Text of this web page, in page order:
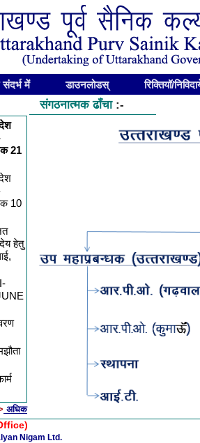
संदर्भ में डाउनलोडस् रिक्तियॉ/
21
10
देय हेतु
अधिक
संगठनात्मक ढॉंचा:-
Nigam Ltd.